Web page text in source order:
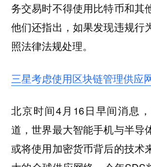
务交易时不得使用比特币和其
他们还指出，如果发现违规行
照法律法规处理。
三星考虑使用区块链管理供应
北京时间4月16日早间消息
道，世界最大智能手机与半导
或将使用加密货币背后的技术